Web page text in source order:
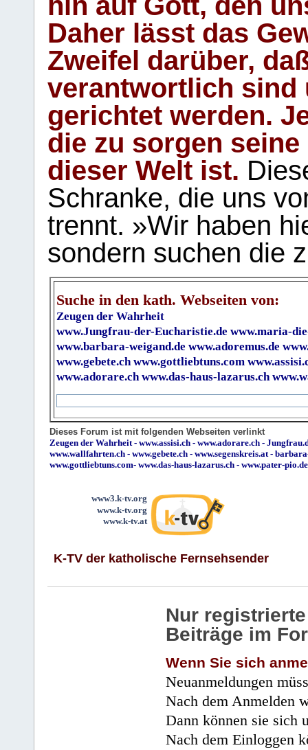
Daher lässt das
Zweifel darüber,
verantwortlich sind
gerichtet werden.
die zu sorgen
dieser Welt ist.
Schranke, die uns
trennt. »Wir haben
sondern suchen die
Suche in den kath. Webseiten von:
Zeugen der Wahrheit
www.Jungfrau-der-Eucharistie.de www.maria-
www.barbara-weigand.de www.adoremus.de
www.gebete.ch www.gottliebtuns.com
www.adorare.ch www.das-haus-lazarus.ch
Dieses Forum ist mit folgenden Webseiten verlinkt
Zeugen der Wahrheit- www.assisi.ch - www.adorare.ch -
www.wallfahrten.ch - www.gebete.ch - www.segenskreis.at-
www.gottliebtuns.com- www.das-haus-lazarus.ch - www.pater-pio.de
www3.k-tv.org
www.k-tv.org
www.k-tv.at
K-TV der katholische Fernsehsender
Nur
Beiträge im
Wenn Sie sich
Neuanmeldungen
Nach dem Anmelden
Dann können sie sich
Nach dem Einloggen